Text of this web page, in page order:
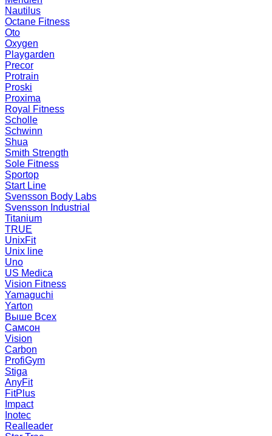
Nautilus
Octane Fitness
Oto
Oxygen
Playgarden
Precor
Protrain
Proski
Proxima
Royal Fitness
Scholle
Schwinn
Shua
Smith Strength
Sole Fitness
Sportop
Start Line
Svensson Body Labs
Svensson Industrial
Titanium
TRUE
UnixFit
Unix line
Uno
US Medica
Vision Fitness
Yamaguchi
Yarton
Выше Всех
Самсон
Vision
Carbon
ProfiGym
Stiga
AnyFit
FitPlus
Impact
Inotec
Realleader